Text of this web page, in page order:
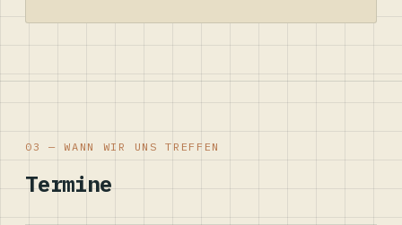
03 — WANN WIR UNS TREFFEN
Termine